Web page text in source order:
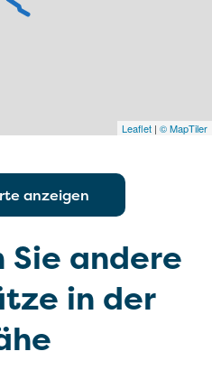
Leaflet | © MapTiler
anzeigen
Sie andere
in der